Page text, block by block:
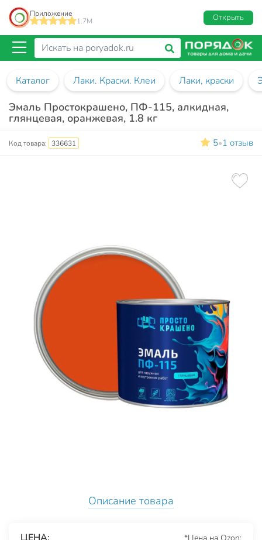
Приложение
1.7M
Открыть
Каталог Лаки. Краски. Клеи Лаки, краски
Эмаль Простокрашено, ПФ-115, алкидная,
глянцевая, оранжевая, 1.8 кг
Код товара: 336631 5•1 отзыв
Описание товара